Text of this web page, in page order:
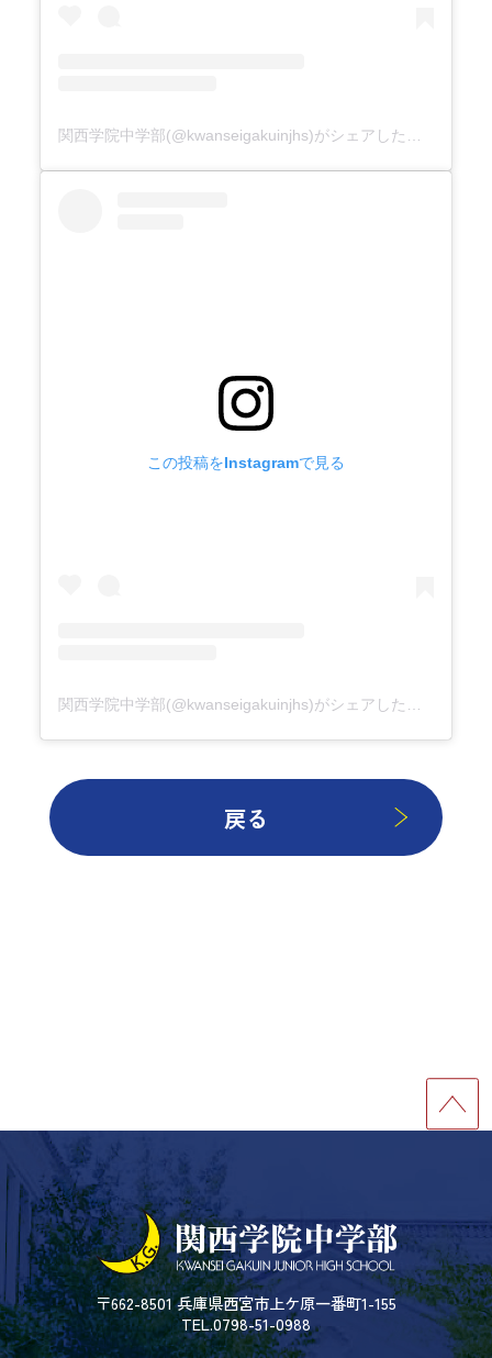
関西学院中学部(@kwanseigakuinjhs)がシェアした投稿
この投稿をInstagramで見る
関西学院中学部(@kwanseigakuinjhs)がシェアした投稿
戻る
〒662-8501 兵庫県西宮市上ケ原一番町1-155
TEL.0798-51-0988